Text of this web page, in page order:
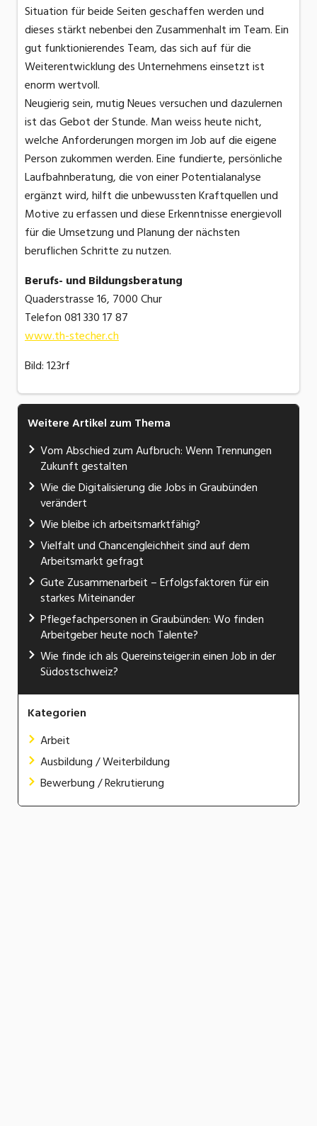
Situation für beide Seiten geschaffen werden und
dieses stärkt nebenbei den Zusammenhalt im Team. Ein
gut funktionierendes Team, das sich auf für die
Weiterentwicklung des Unternehmens einsetzt ist
enorm wertvoll.
Neugierig sein, mutig Neues versuchen und dazulernen
ist das Gebot der Stunde. Man weiss heute nicht,
welche Anforderungen morgen im Job auf die eigene
Person zukommen werden. Eine fundierte, persönliche
Laufbahnberatung, die von einer Potentialanalyse
ergänzt wird, hilft die unbewussten Kraftquellen und
Motive zu erfassen und diese Erkenntnisse energievoll
für die Umsetzung und Planung der nächsten
beruflichen Schritte zu nutzen.
Berufs- und Bildungsberatung
Quaderstrasse 16, 7000 Chur
Telefon 081 330 17 87
www.th-stecher.ch
Bild: 123rf
Weitere Artikel zum Thema
Vom Abschied zum Aufbruch: Wenn Trennungen
Zukunft gestalten
Wie die Digitalisierung die Jobs in Graubünden
verändert
Wie bleibe ich arbeitsmarktfähig?
Vielfalt und Chancengleichheit sind auf dem
Arbeitsmarkt gefragt
Gute Zusammenarbeit – Erfolgsfaktoren für ein
starkes Miteinander
Pflegefachpersonen in Graubünden: Wo finden
Arbeitgeber heute noch Talente?
Wie finde ich als Quereinsteiger:in einen Job in der
Südostschweiz?
Kategorien
Arbeit
Ausbildung / Weiterbildung
Bewerbung / Rekrutierung